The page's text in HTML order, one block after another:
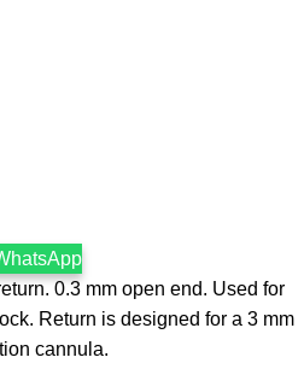
0.3 mm open end. Used for
Return is designed for a 3 mm
cannula.